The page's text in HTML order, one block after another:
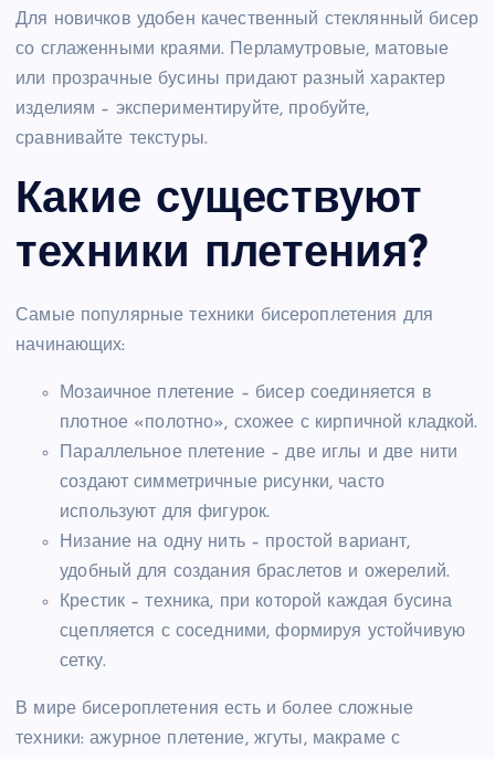
Для новичков удобен качественный стеклянный бисер
со сглаженными краями. Перламутровые, матовые
или прозрачные бусины придают разный характер
изделиям – экспериментируйте, пробуйте,
сравнивайте текстуры.
Какие существуют
техники плетения?
Самые популярные техники бисероплетения для
начинающих:
Мозаичное плетение – бисер соединяется в
плотное «полотно», схожее с кирпичной кладкой.
Параллельное плетение – две иглы и две нити
создают симметричные рисунки, часто
используют для фигурок.
Низание на одну нить – простой вариант,
удобный для создания браслетов и ожерелий.
Крестик – техника, при которой каждая бусина
сцепляется с соседними, формируя устойчивую
сетку.
В мире бисероплетения есть и более сложные
техники: ажурное плетение, жгуты, макраме с